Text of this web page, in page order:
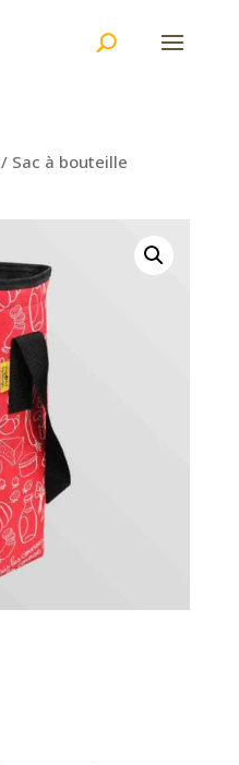
/ Sac à bouteille